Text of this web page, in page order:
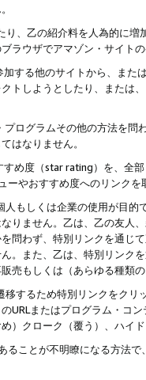
り、乙の紹介料を人為的に
ラウザでアマゾン・サイト
する他のサイトから、ま
トしようとしたり、または
ログラムその他の方法を
はなりません。
め度（star rating）を、全
ーやおすすめ度へのリンクを
もしくは企業の使用が目
りません。乙は、乙の友人
問わず、特別リンクを通じ
。また、乙は、特別リンク
売もしくは（あらゆる種類
するため特別リンクをク
URLまたはプログラム・コ
）クローク（覆う）、ハイ
ることが不明瞭になる方法